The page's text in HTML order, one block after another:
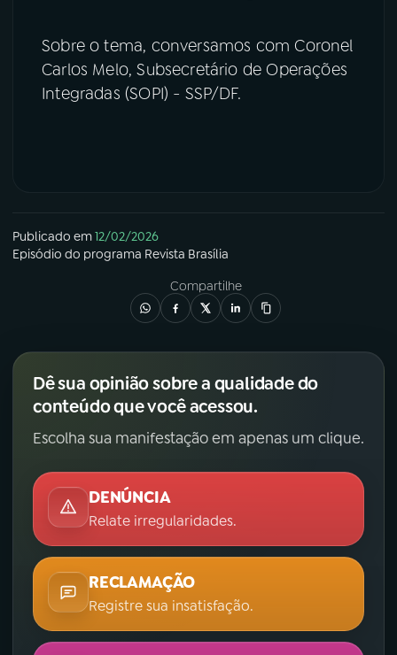
Sobre o tema, conversamos com Coronel
Carlos Melo, Subsecretário de Operações
Integradas (SOPI) - SSP/DF.
Publicado em12/02/2026
Episódio do programa Revista Brasília
Compartilhe
Dê sua opinião sobre a qualidade do
conteúdo que você acessou.
Escolha sua manifestação em apenas um clique.
DENÚNCIA
Relate irregularidades.
RECLAMAÇÃO
Registre sua insatisfação.